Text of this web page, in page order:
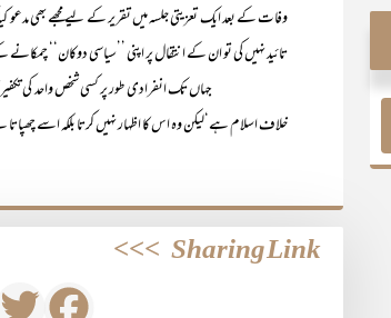
وفات کے بعد ایک تعزیتی جلسہ میں تقریر کے لیے مجھے بھی
تائید نہیں کی تو ان کے انتقال پر اپنی ’’سیاسی دوکان‘‘ چمکانے
جہاں تک انفرادی طور پر کسی شخص واحد کی تکفیر کا
خلاف اسلام ہے‘لیکن وہ اس کا اظہار نہیں کرتا بلکہ اسے چھپاتا
Sharing Link
>>>